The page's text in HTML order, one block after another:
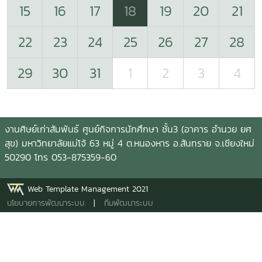
15
16 17 18 19 20
21
22
23 24 25 26 27
28
29
30 31 1 2 3 4
งานศิษย์เก่าสัมพันธ์ ศูนย์กิจการนักศึกษา ชั้น3 (อาคาร อำนวย ยศ
สุข) มหาวิทยาลัยแม่โจ้ 63 หมู่ 4 ต.หนองหาร อ.สันทราย จ.เชียงใหม่
50290 โทร 053-875359-60
Web Template Management 2021
นโยบายการพัฒนาระบบ | ทีมพัฒนาระบบ